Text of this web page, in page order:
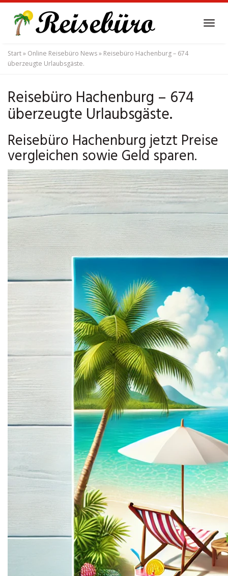
main
content
Start» Online Reisebüro News» Reisebüro Hachenburg – 674
überzeugte Urlaubsgäste.
Reisebüro Hachenburg – 674
überzeugte Urlaubsgäste.
Reisebüro Hachenburg jetzt Preise
vergleichen sowie Geld sparen.